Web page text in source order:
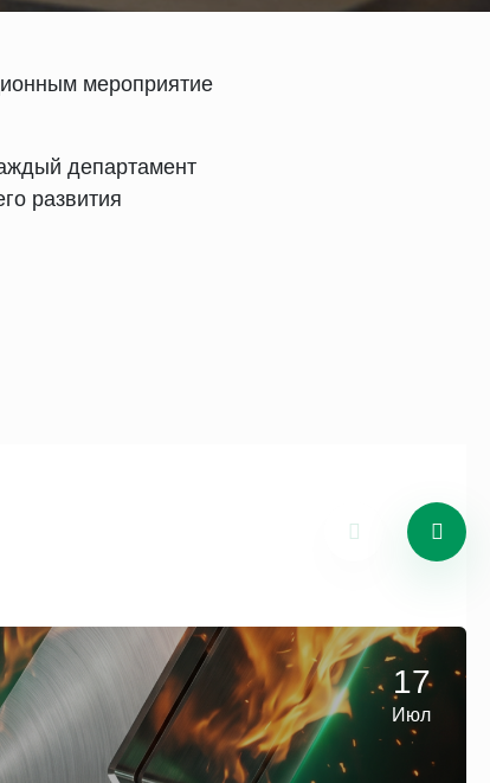
мероприятие
департамент
развития
17
Июл